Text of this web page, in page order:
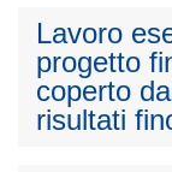
Lavoro
progetto
coperto
risultati